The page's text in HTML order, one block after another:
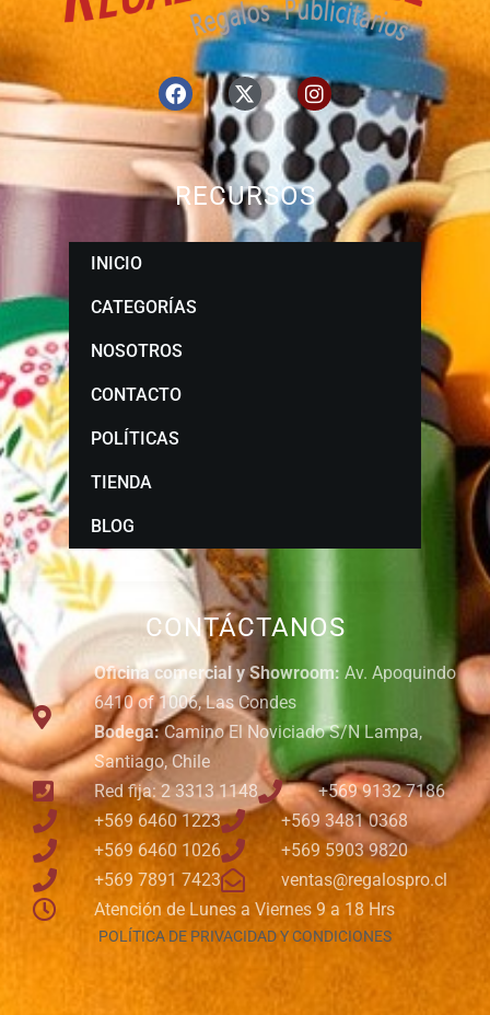
CONTÁCTANOS
Oficina comercial y Showroom: Av. Apoquindo
6410 of 1006, Las Condes
Bodega:Camino El Noviciado S/N Lampa,
Santiago, Chile
Red fija: 2 3313 1148
+569 9132 7186
+569 6460 1223
+569 3481 0368
+569 6460 1026
+569 5903 9820
+569 7891 7423
ventas@regalospro.cl
Atención de Lunes a Viernes 9 a 18 Hrs
POLÍTICA DE PRIVACIDAD Y CONDICIONES
RECURSOS
INICIO
CATEGORÍAS
NOSOTROS
CONTACTO
POLÍTICAS
TIENDA
BLOG